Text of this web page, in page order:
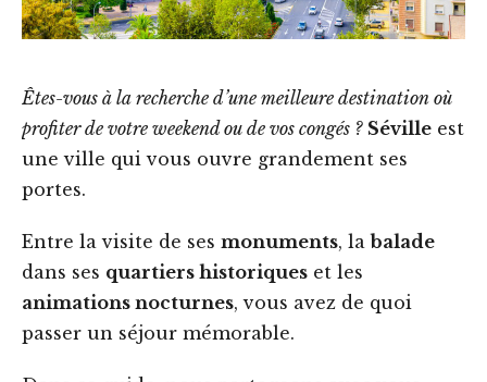
Êtes-vous à la recherche d’une meilleure destination où
profiter de votre weekend ou de vos congés ? Séville est
une ville qui vous ouvre grandement ses
portes.
Entre la visite de ses monuments, labalade
dans ses quartiers historiques et les
animations nocturnes, vous avez de quoi
passer un séjour mémorable.